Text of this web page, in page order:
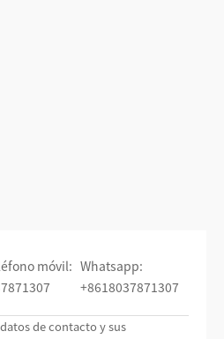
móvil: Whatsapp:
+8618037871307
de contacto y sus